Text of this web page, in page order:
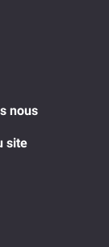
nous
site